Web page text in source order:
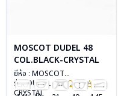
MOSCOT DUDEL 48
COL.BLACK-CRYSTAL
ยี่ห้อ : MOSCOT
รุ่น : DUDEL 48COL.BLACK-
CRYSTAL